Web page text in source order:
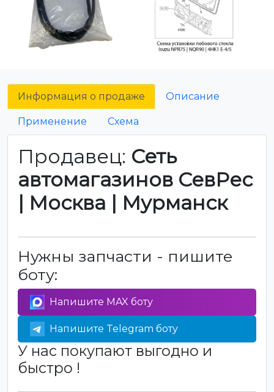
Информация о продаже Описание
Применение Схема
Продавец: Сеть
автомагазинов СевРес
| Москва | Мурманск
Нужны запчасти - пишите
боту:
Напишите MAX боту
Напишите Telegram боту
У нас покупают выгодно и
быстро !